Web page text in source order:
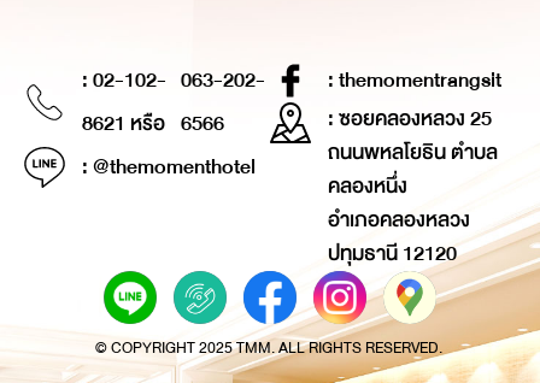
: 02-102-
8621 หรือ
063-202-
6566
: @themomenthotel
: themomentrangsit
: ซอยคลองหลวง 25
ถนนพหลโยธิน ตำบล
คลองหนึ่ง
อำเภอคลองหลวง
ปทุมธานี 12120
© COPYRIGHT 2025 TMM. ALL RIGHTS RESERVED.